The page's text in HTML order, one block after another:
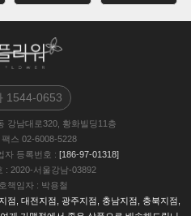
1544-0653
강남대로320, 황화빌딩11층
팩스 02-6008-5228
자 등록번호 : [186-97-01318]
: 2020-서울강남-03892
책임자 : 박용철
점, 대전지점, 광주지점, 충남지점, 충북지점,